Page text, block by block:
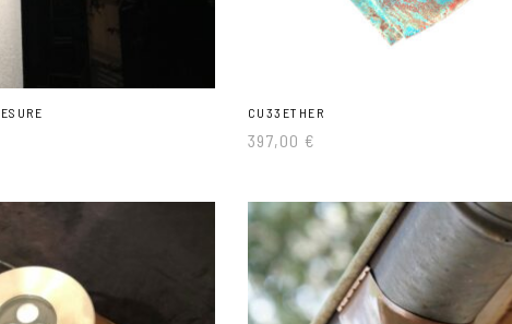
CU33ETHER
397,00€